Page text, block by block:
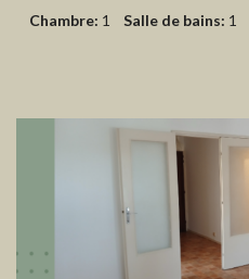
Chambre: 1 Salle de bains: 1